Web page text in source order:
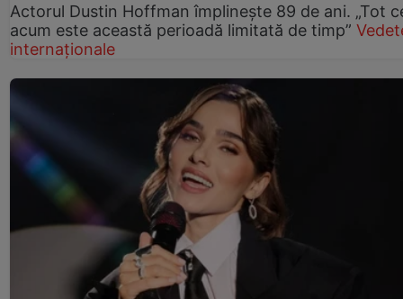
Actorul Dustin Hoffman împlinește 89 de ani. „Tot
acum este această perioadă limitată de timp”
internaționale